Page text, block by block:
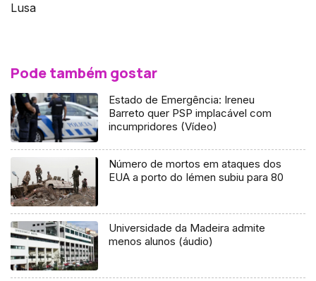
Lusa
Pode também gostar
Estado de Emergência: Ireneu
Barreto quer PSP implacável com
incumpridores (Vídeo)
Número de mortos em ataques dos
EUA a porto do Iémen subiu para 80
Universidade da Madeira admite
menos alunos (áudio)